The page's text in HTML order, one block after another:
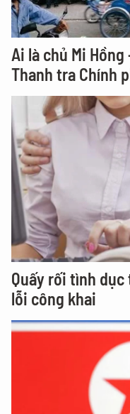
Ai là chủ Mi
Thanh tra Chính
Quấy rối tình
lỗi công khai